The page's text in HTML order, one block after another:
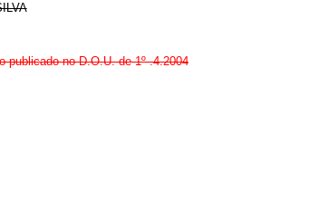
publicado no D.O.U. de 1º .4.2004